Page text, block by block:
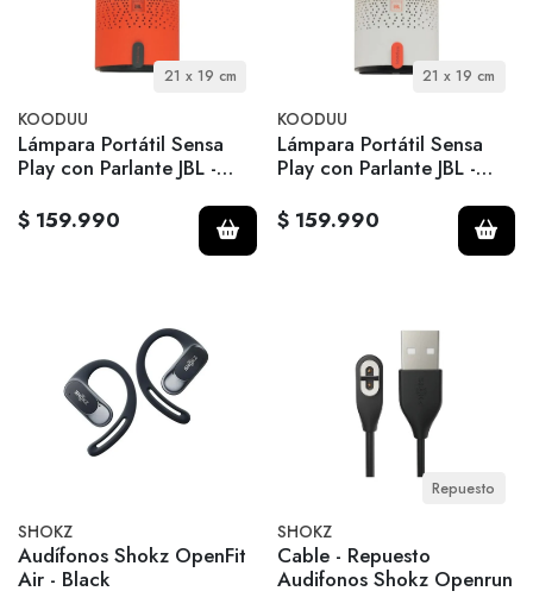
21 x 19 cm
KOODUU
Lámpara Portátil Sensa
Play con Parlante JBL -
$ 159.990
21 x 19 cm
KOODUU
Lámpara Portátil Sensa
Play con Parlante JBL -
$ 159.990
SHOKZ
Audífonos Shokz OpenFit
Air - Black
Repuesto
SHOKZ
Cable - Repuesto
Audifonos Shokz Openrun